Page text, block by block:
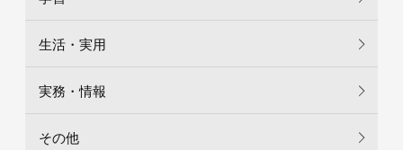
生活・実用
実務・情報
その他